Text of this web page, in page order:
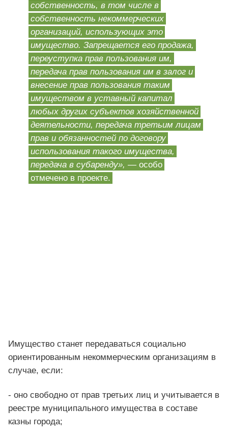
собственность, в том числе в
собственность некоммерческих
организаций, использующих это
имущество. Запрещается его продажа,
переуступка прав пользования им,
передача прав пользования им в залог и
внесение прав пользования таким
имуществом в уставный капитал
любых других субъектов хозяйственной
деятельности, передача третьим лицам
прав и обязанностей по договору
использования такого имущества,
передача в субаренду», — особо
отмечено в проекте.
Имущество станет передаваться социально
ориентированным некоммерческим организациям в
случае, если:
- оно свободно от прав третьих лиц и учитывается в
реестре муниципального имущества в составе
казны города;